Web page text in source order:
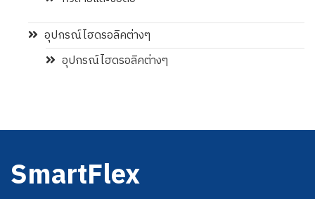
อุปกรณ์ไฮดรอลิคต่างๆ
อุปกรณ์ไฮดรอลิคต่างๆ
SmartFlex